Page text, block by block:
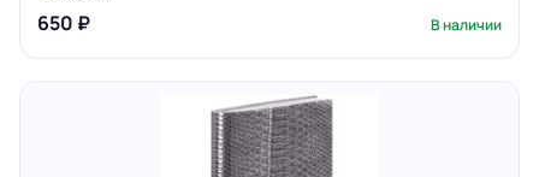
650 ₽ В наличии